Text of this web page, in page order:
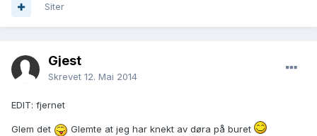
Siter
Gjest
Skrevet 12. Mai 2014
EDIT: fjernet
Glem det Glemte at jeg har knekt av døra på buret